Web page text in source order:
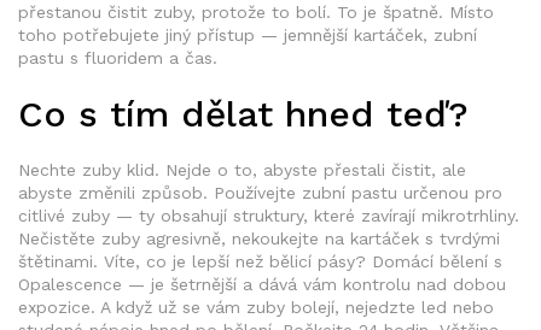
přestanou čistit zuby, protože to bolí. To je špatně. Místo
toho potřebujete jiný přístup — jemnější kartáček, zubní
pastu s fluoridem a čas.
Co s tím dělat hned teď?
Nechte zuby klid. Nejde o to, abyste přestali čistit, ale
abyste změnili způsob. Používejte zubní pastu určenou pro
citlivé zuby — ty obsahují struktury, které zavírají mikrotrhliny.
Nečistěte zuby agresivně, nekoukejte na kartáček s tvrdými
štětinami. Víte, co je lepší než bělicí pásy? Domácí bělení s
Opalescence — je šetrnější a dává vám kontrolu nad dobou
expozice. A když už se vám zuby bolejí, nejedzte led nebo